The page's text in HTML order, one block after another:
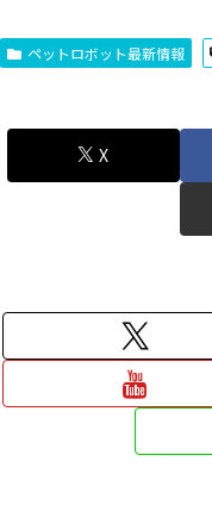
ペットロボット最新情報
X